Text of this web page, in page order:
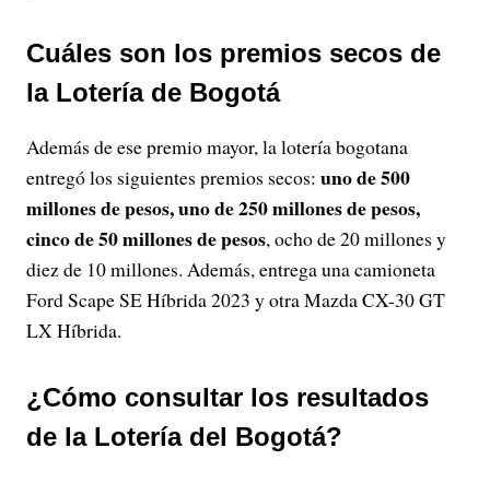
Cuáles son los premios secos de
la Lotería de Bogotá
Además de ese premio mayor, la lotería bogotana
entregó los siguientes premios secos: uno de 500
millones de pesos, uno de 250 millones de pesos,
cinco de 50 millones de pesos, ocho de 20 millones y
diez de 10 millones. Además, entrega una camioneta
Ford Scape SE Híbrida 2023 y otra Mazda CX-30 GT
LX Híbrida.
¿Cómo consultar los resultados
de la Lotería del Bogotá?